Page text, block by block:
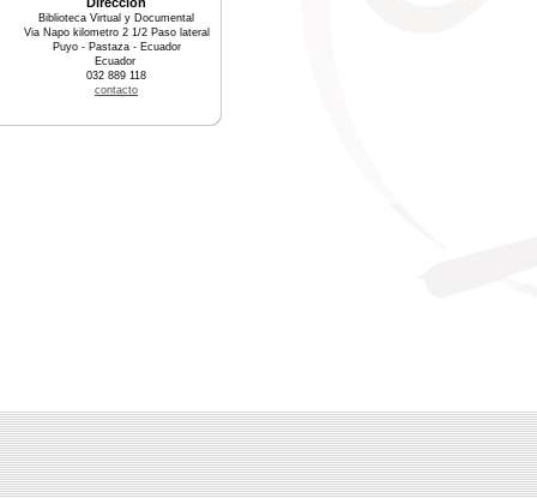
Biblioteca Virtual y Documental
Via Napo kilometro 2 1/2 Paso lateral
Puyo - Pastaza - Ecuador
Ecuador
032 889 118
contacto